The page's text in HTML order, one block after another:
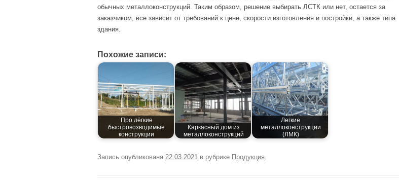
обычных металлоконструкций. Таким образом, решение выбирать ЛСТК или нет, остается за
заказчиком, все зависит от требований к цене, скорости изготовления и постройки, а также типа
здания.
Похожие записи:
Про лёгкие
быстровозводимые
конструкции
Каркасный дом из
металлоконструкций
Легкие
металлоконструкции
(ЛМК)
Запись опубликована 22.03.2021 в рубрике Продукция.